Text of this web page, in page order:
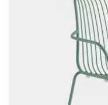
vormen. De stoel heeft
waardoor hij overal in
maakt. Stapelbaar tot
(prijs per stuk